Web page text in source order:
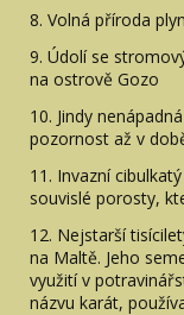
8. Volná příroda
9. Údolí se
na ostrově Gozo
10. Jindy
pozornost až v
11. Invazní
souvislé porosty,
12. Nejstarší
na Maltě. Jeho
využití v
názvu karát,